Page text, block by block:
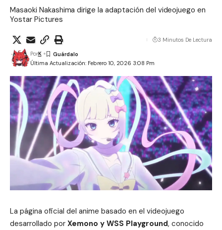
Masaoki Nakashima dirige la adaptación del videojuego en
Yostar Pictures
Última Actualización: Febrero 10, 2026 3:08 Pm
PorK
3 Minutos De Lectura
La página oficial del anime basado en el videojuego
desarrollado por Xemono y WSS Playground, conocido